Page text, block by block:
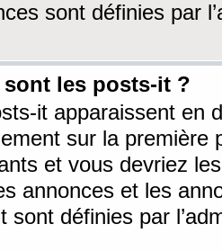
sont définies par
sont les posts-it ?
it apparaissent en
sur la première
et vous devriez
annonces et les
sont définies par